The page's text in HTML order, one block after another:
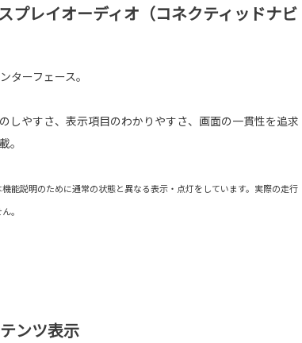
プレイオーディオ（コネクティッドナビ
ターフェース。
しやすさ、表示項目のわかりやすさ、画面の一貫性を追求
。
能説明のために通常の状態と異なる表示・点灯をしています。実際の走行
。
ンツ表示